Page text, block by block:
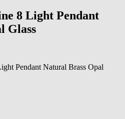
8 Light Pendant
Glass
Pendant Natural Brass Opal